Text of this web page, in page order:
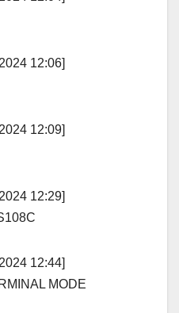
12:06]
12:09]
12:29]
12:44]
MODE